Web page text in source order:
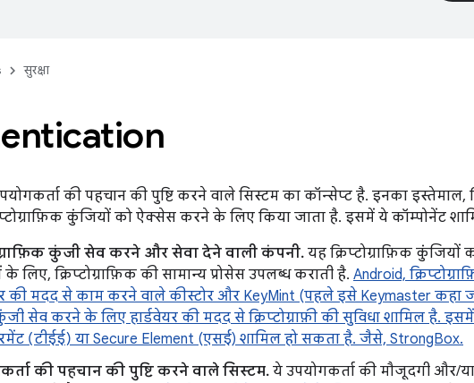
सुरक्षा
की पहचान की पुष्टि करने वाले सिस्टम का कॉन्सेप्ट है. इनका
कुंजियों को ऐक्सेस करने के लिए किया जाता है. इसमें ये कॉम्पोनेंट
कुंजी सेव करने और सेवा देने वाली कंपनी.यह क्रिप्टोग्राफ़िक
लिए, क्रिप्टोग्राफ़िक की सामान्य प्रोसेस उपलब्ध कराती है. Android,
की मदद से काम करने वाले कीस्टोर और KeyMint (पहले इसे Keymaster कहा
सेव करने के लिए हार्डवेयर की मदद से क्रिप्टोग्राफ़ी की सुविधा शामिल है.
(टीईई) या Secure Element (एसई) शामिल हो सकता है. जैसे, StrongBox.
की पहचान की पुष्टि करने वाले सिस्टम.ये उपयोगकर्ता की मौजूदगी और/